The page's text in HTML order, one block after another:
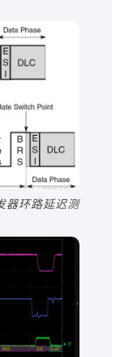
环路延迟测